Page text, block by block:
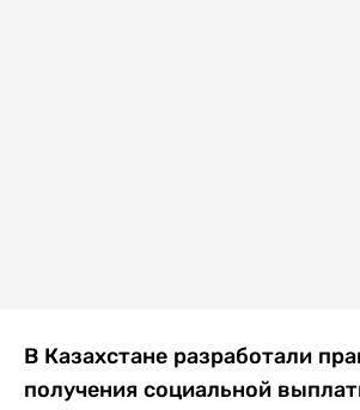
В Казахстане разработали
получения социальной